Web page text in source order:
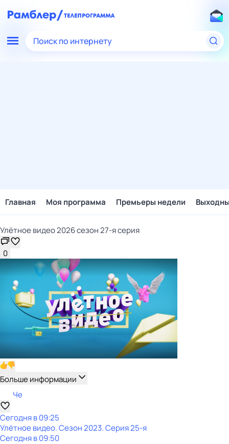
Поиск по интернету
Главная Моя программа Премьеры недели
Улётное видео 2026 сезон 27-я серия
0
Больше информации
Че
Сегодня в 09:25
Улётное видео. Сезон 2023. Серия 25-я
Сегодня в 09:50